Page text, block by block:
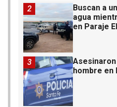
Buscan a
agua
en Paraje
2
Asesinaron
hombre en
3